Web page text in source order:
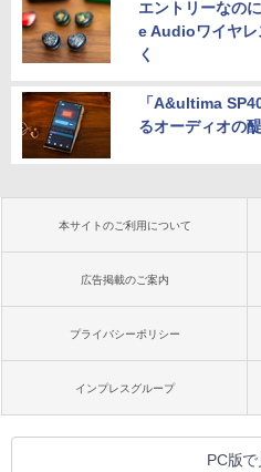
エントリーなの
e Audioワイヤレ
く
「A&ultima
るオーディオの
本サイトのご利用について
広告掲載のご案内
プライバシーポリシー
インプレスグループ
PC版で